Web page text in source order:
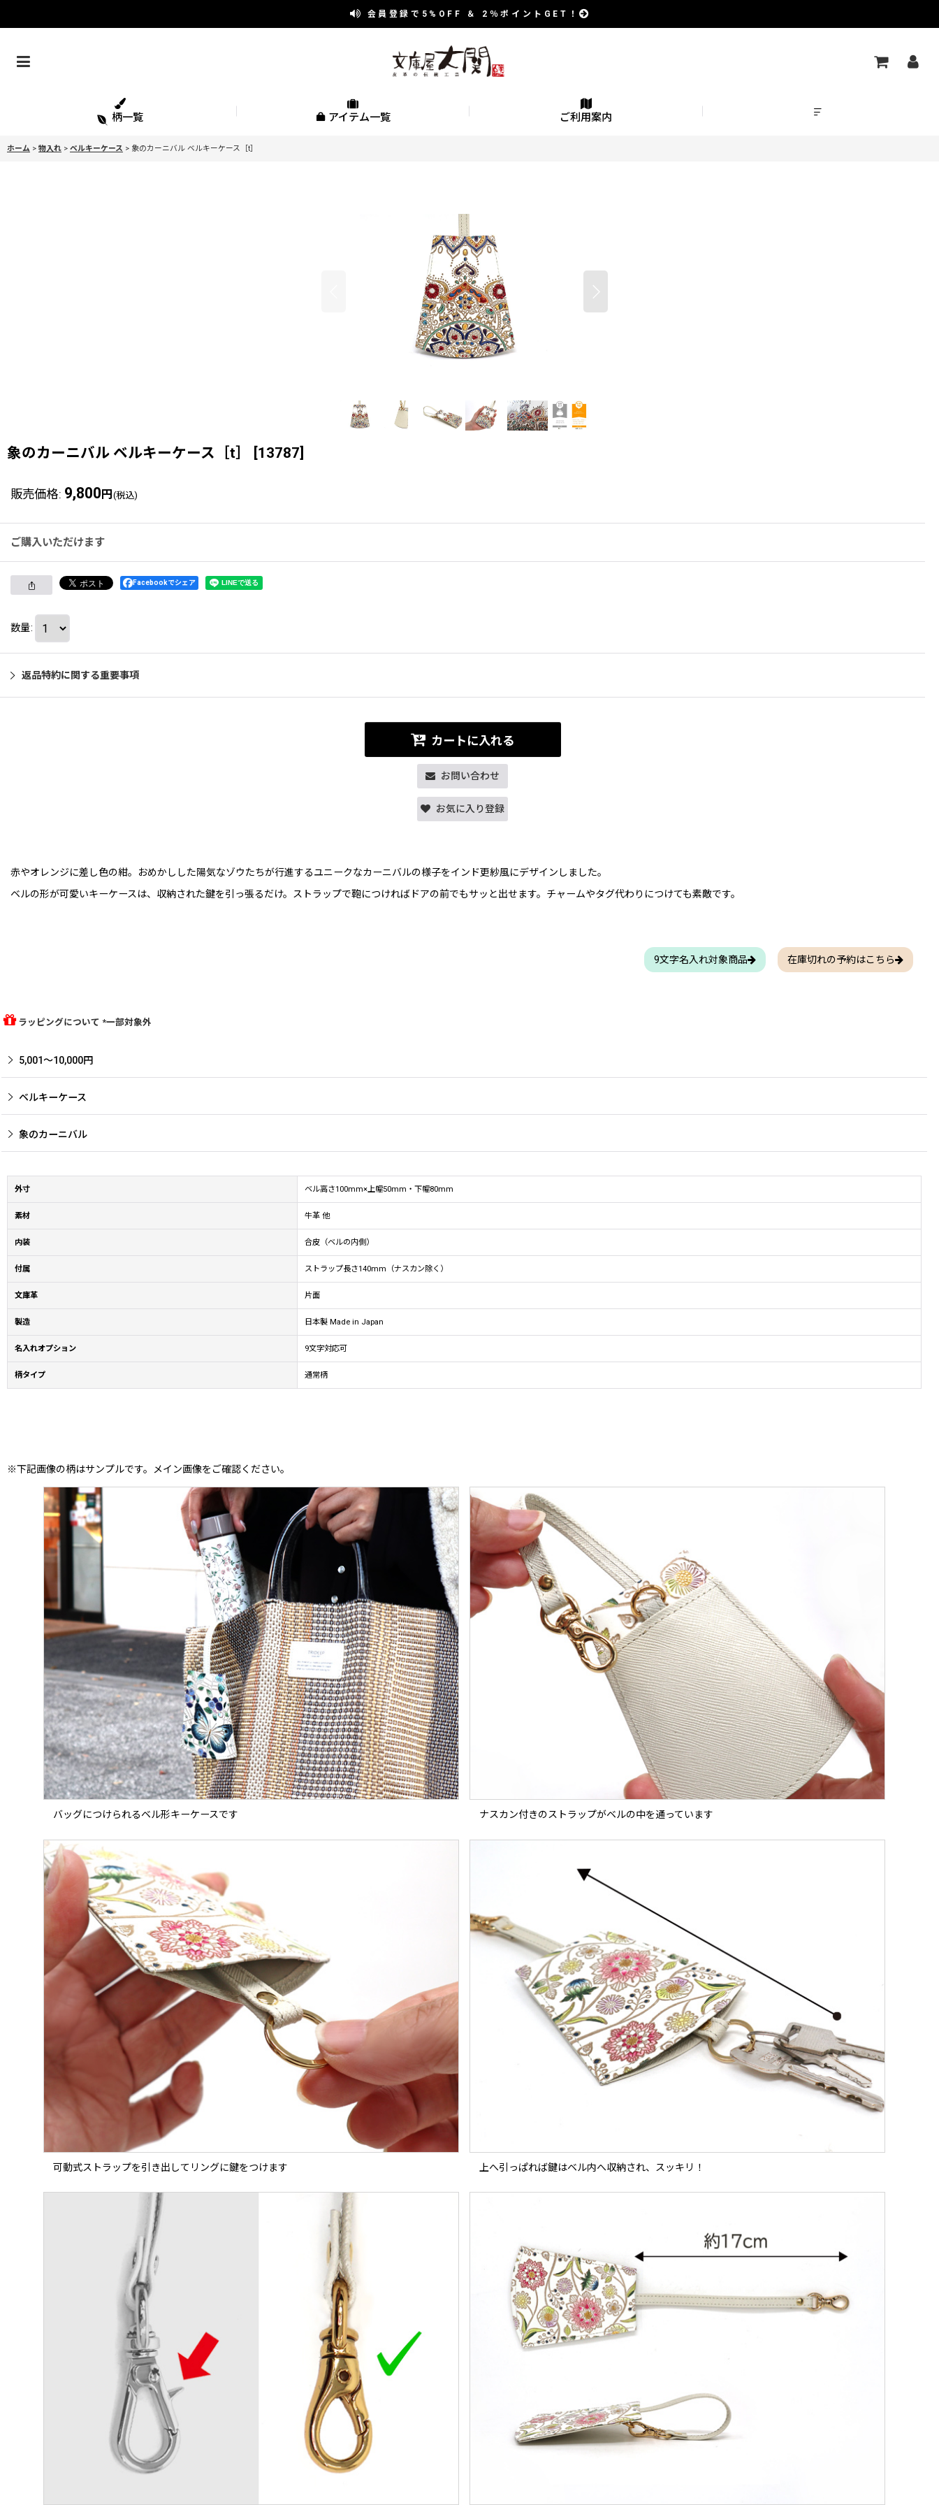
会員登録で 5%OFF ＆ 2％ポイントGET！
柄一覧 アイテム一覧 ご利用案内
ホーム > 物入れ > ベルキーケース > 象のカーニバル ベルキーケース［t］
象のカーニバル ベルキーケース［t］ 13787
販売価格: 9,800 円 (税込)
ご購入いただけます
Facebookでシェア
数量:
返品特約に関する重要事項
カートに入れる
お問い合わせ
お気に入り登録
赤やオレンジに差し色の紺。おめかしした陽気なゾウたちが行進するユニークなカーニバルの様子をインド更紗風にデザインしました。
ベルの形が可愛いキーケースは、収納された鍵を引っ張るだけ。ストラップで鞄につければドアの前でもサッと出せます。チャームやタグ代わりにつけても素敵です。
9文字名入れ対象商品 在庫切れの予約はこちら
ラッピングについて *一部対象外
5,001〜10,000円
ベルキーケース
象のカーニバル
外寸 ベル高さ100mm×上幅50mm・下幅80mm
素材 牛革 他
内装 合皮（ベルの内側）
付属 ストラップ長さ140mm（ナスカン除く）
文庫革 片面
製造 日本製 Made in Japan
名入れオプション 9文字対応可
柄タイプ 通常柄
※下記画像の柄はサンプルです。メイン画像をご確認ください。
バッグにつけられるベル形キーケースです ナスカン付きのストラップがベルの中を通っています
可動式ストラップを引き出してリングに鍵をつけます 上へ引っぱれば鍵はベル内へ収納され、スッキリ！